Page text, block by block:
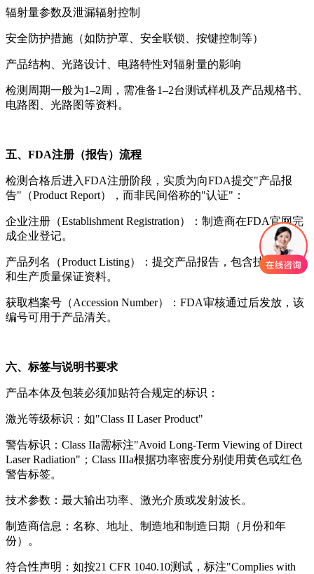
辐射量参数及泄漏辐射控制
安全防护措施（如防护罩、安全联锁、按键控制等）
产品结构、光路设计、电路特性对辐射量的影响
检测周期一般为1–2周，需准备1–2台测试样机及产品规格书、
电路图、光路图等资料。
五、FDA注册（报告）流程
检测合格后进入FDA注册阶段，实质为向FDA提交"产品报
告"（Product Report），而非民间俗称的"认证"：
企业注册（Establishment Registration）：制造商在FDA官网完
成企业登记。
产品列名（Product Listing）：提交产品报告，包含技术资料
和生产质量保证资料。
获取档案号（Accession Number）：FDA审核通过后发放，该
编号可用于产品清关。
六、标签与说明书要求
产品本体及包装必须加贴符合规定的标识：
激光等级标识：如"Class II Laser Product"
警告标识：Class IIa需标注"Avoid Long-Term Viewing of Direct
Laser Radiation"；Class IIIa根据功率密度分别使用黄色或红色
警告标签。
技术参数：最大输出功率、激光介质或发射波长。
制造商信息：名称、地址、制造地和制造日期（月份和年
份）。
符合性声明：如按21 CFR 1040.10测试，标注"Complies with